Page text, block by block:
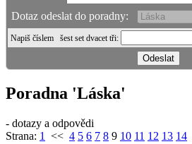
Dotaz odeslat do poradny:
Napiš číslem šest set dvacet tři:
Poradna 'Láska'
- dotazy a odpovědi
Strana: 1 << 4 5 6 7 8 9 10 11 12 13 14